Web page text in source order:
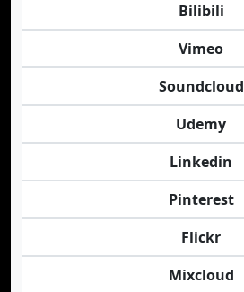
Bilibili
Vimeo
Soundcloud
Udemy
Linkedin
Pinterest
Flickr
Mixcloud